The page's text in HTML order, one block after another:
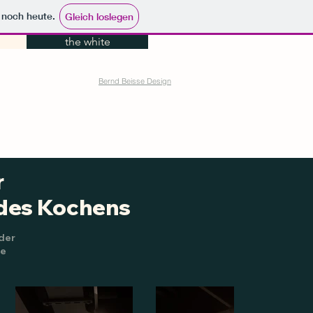
heute. Gleich loslegen
the white
Bernd Beisse Design
Kochens